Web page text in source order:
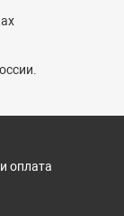
оплата